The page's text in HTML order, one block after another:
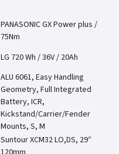
PANASONIC GX Power plus /
75Nm
LG 720 Wh / 36V / 20Ah
ALU 6061, Easy Handling
Geometry, Full Integrated
Battery, ICR,
Kickstand/Carrier/Fender
Mounts, S, M
Suntour XCM32 LO,DS, 29″